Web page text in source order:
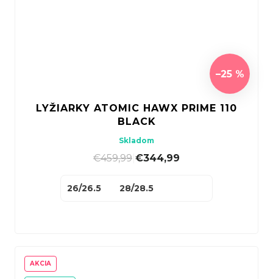
–25 %
LYŽIARKY ATOMIC HAWX PRIME 110
BLACK
Skladom
€459,99 €344,99
26/26.5 28/28.5
AKCIA